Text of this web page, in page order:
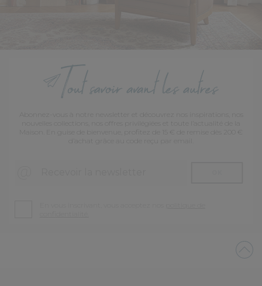
Abonnez-vous à notre newsletter et découvrez nos inspirations, nos
nouvelles collections, nos offres privilégiées et toute l’actualité de la
Maison. En guise de bienvenue, profitez de 15 € de remise dès 200 €
d’achat grâce au code reçu par email.